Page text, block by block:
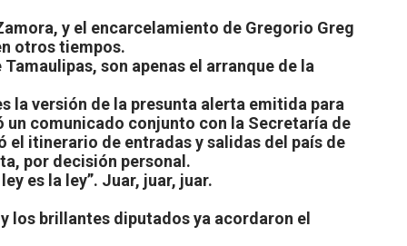
y el encarcelamiento de Gregorio Greg
otros tiempos.
son apenas el arranque de la
la versión de la presunta alerta emitida para
comunicado conjunto con la Secretaría de
el itinerario de entradas y salidas del país de
por decisión personal.
es la ley”. Juar, juar, juar.
los brillantes diputados ya acordaron el